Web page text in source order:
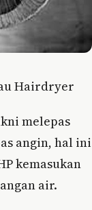
Hairdryer
melepas
angin, hal ini
kemasukan
air.